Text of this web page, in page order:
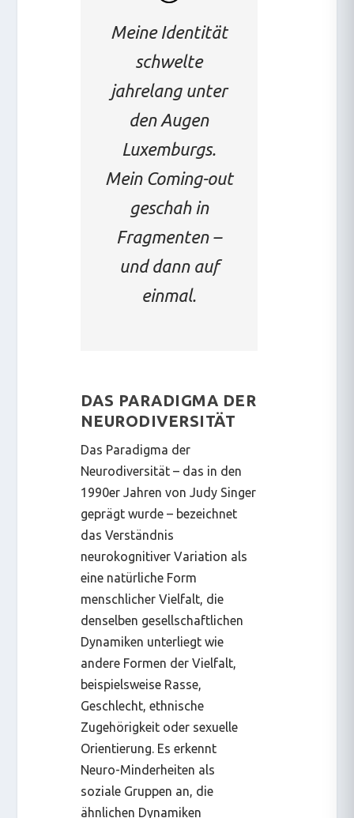
Meine Identität
schwelte
jahrelang unter
den Augen
Luxemburgs.
Mein Coming-out
geschah in
Fragmenten –
und dann auf
einmal.
DAS PARADIGMA DER
NEURODIVERSITÄT
Das Paradigma der
Neurodiversität – das in den
1990er Jahren von Judy Singer
geprägt wurde – bezeichnet
das Verständnis
neurokognitiver Variation als
eine natürliche Form
menschlicher Vielfalt, die
denselben gesellschaftlichen
Dynamiken unterliegt wie
andere Formen der Vielfalt,
beispielsweise Rasse,
Geschlecht, ethnische
Zugehörigkeit oder sexuelle
Orientierung. Es erkennt
Neuro-Minderheiten als
soziale Gruppen an, die
ähnlichen Dynamiken